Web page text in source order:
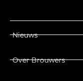
Nieuws
Over Brouwers